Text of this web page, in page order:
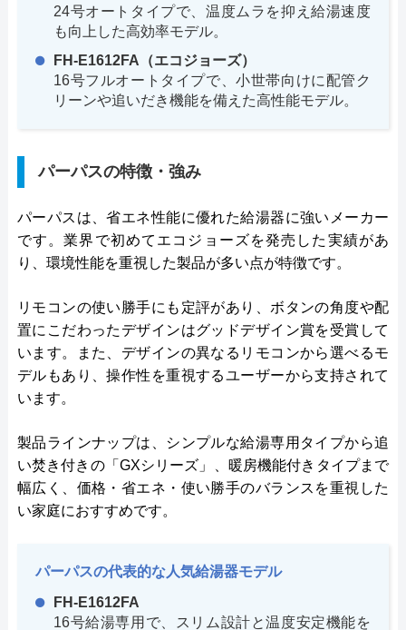
24号オートタイプで、温度ムラを抑え給湯速度
も向上した高効率モデル。
FH-E1612FA（エコジョーズ）
16号フルオートタイプで、小世帯向けに配管ク
リーンや追いだき機能を備えた高性能モデル。
パーパスの特徴・強み
パーパスは、省エネ性能に優れた給湯器に強いメーカー
です。業界で初めてエコジョーズを発売した実績があ
り、環境性能を重視した製品が多い点が特徴です。
リモコンの使い勝手にも定評があり、ボタンの角度や配
置にこだわったデザインはグッドデザイン賞を受賞して
います。また、デザインの異なるリモコンから選べるモ
デルもあり、操作性を重視するユーザーから支持されて
います。
製品ラインナップは、シンプルな給湯専用タイプから追
い焚き付きの「GXシリーズ」、暖房機能付きタイプまで
幅広く、価格・省エネ・使い勝手のバランスを重視した
い家庭におすすめです。
パーパスの代表的な人気給湯器モデル
FH-E1612FA
16号給湯専用で、スリム設計と温度安定機能を